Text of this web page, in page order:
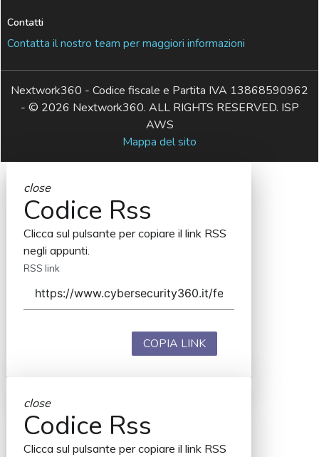
Contatti
Contatta il nostro team per maggiori informazioni
Nextwork360 - Codice fiscale e Partita IVA 13868590962
- © 2026 Nextwork360. ALL RIGHTS RESERVED. ISP
AWS
Mappa del sito
close
Codice Rss
Clicca sul pulsante per copiare il link RSS
negli appunti.
RSS link
COPIA LINK
close
Codice Rss
Clicca sul pulsante per copiare il link RSS